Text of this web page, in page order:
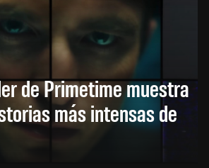
de Primetime muestra
más intensas de